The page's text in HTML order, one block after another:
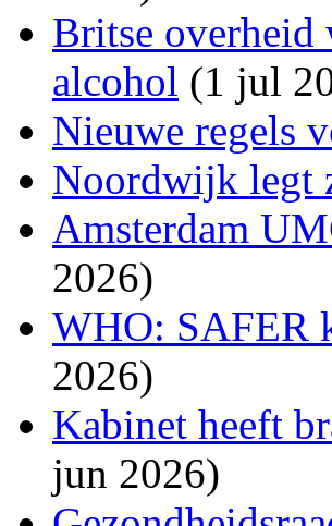
Britse overheid
alcohol (1 jul
Nieuwe regels
Noordwijk legt
Amsterdam
2026)
WHO: SAFER
2026)
Kabinet heeft
jun 2026)